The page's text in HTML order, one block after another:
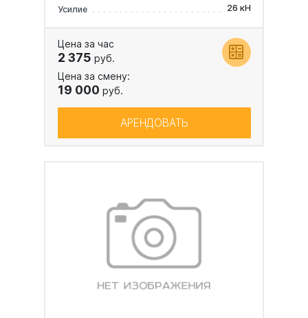
Усилие
26 кН
Цена за час
2 375 руб.
Цена за смену:
19 000 руб.
АРЕНДОВАТЬ